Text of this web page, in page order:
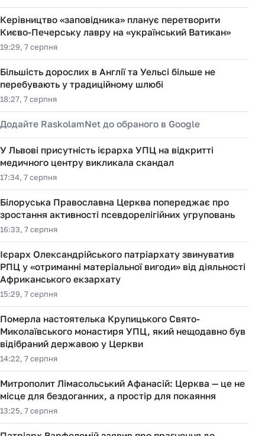
Керівництво «заповідника» планує перетворити
Києво-Печерську лавру на «український Ватикан»
19:29, 7 серпня
Більшість дорослих в Англії та Уельсі більше не
перебувають у традиційному шлюбі
18:27, 7 серпня
Додайте RaskolamNet до обраного в Google
У Львові присутність ієрарха УПЦ на відкритті
медичного центру викликала скандал
17:34, 7 серпня
Білоруська Православна Церква попереджає про
зростання активності псевдорелігійних угруповань
16:33, 7 серпня
Ієрарх Олександрійського патріархату звинуватив
РПЦ у «отриманні матеріальної вигоди» від діяльності
Африканського екзархату
15:29, 7 серпня
Померла настоятелька Крупицького Свято-
Миколаївського монастиря УПЦ, який нещодавно був
відібраний державою у Церкви
14:22, 7 серпня
Митрополит Лімасольський Афанасій: Церква — це не
місце для бездоганних, а простір для покаяння
13:25, 7 серпня